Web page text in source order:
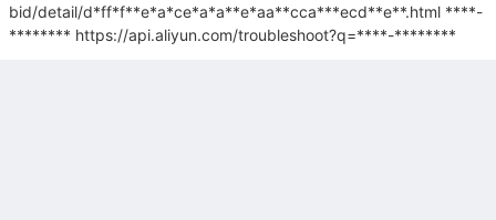
bid/detail/d*ff*f**e*a*ce*a*a**e*aa**cca***ecd**e**.html ****-
******** https://api.aliyun.com/troubleshoot?q=****-********